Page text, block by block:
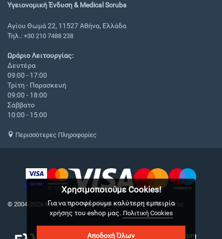
Υγειονομική Ένδυση & Medical Scrubs
Αγίου Θωμά 22, 11527 Αθήνα, Ελλάδα
Τηλ.: +30 210 7488 238
Ωράριο Λειτουργίας:
Δευτέρα
09:00 - 17:00
Τρίτη - Παρασκευή
09:00 - 18:00
Σάββατο
10:00 - 15:00
Περισσότερες Πληροφορίες
© 2004-2026 Medical.gr. - Με επιφύλαξη παντός δικαιώματος
Χρησιμοποιούμε Cookies!
Για να προσφέρουμε καλύτερη εμπειρία
χρήσης του eshop μας. Πολιτική Cookies
Αποδοχή Όλων